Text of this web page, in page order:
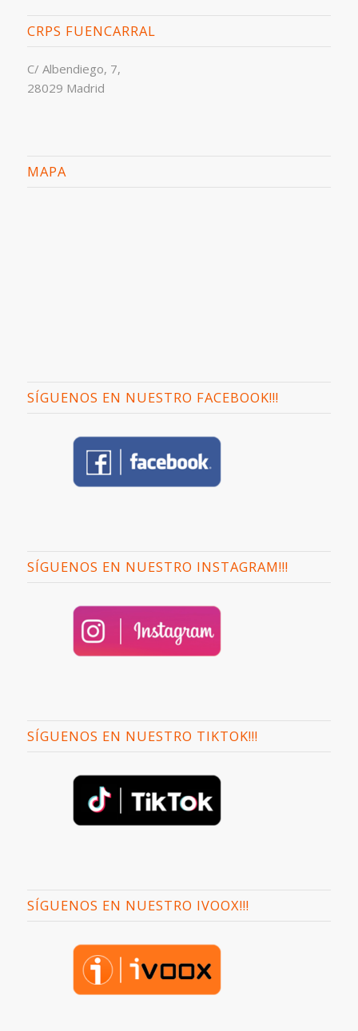
CRPS FUENCARRAL
C/ Albendiego, 7,
28029 Madrid
MAPA
SÍGUENOS EN NUESTRO FACEBOOK!!!
SÍGUENOS EN NUESTRO INSTAGRAM!!!
SÍGUENOS EN NUESTRO TIKTOK!!!
SÍGUENOS EN NUESTRO IVOOX!!!